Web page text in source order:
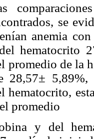
se
anemia
hematocrito
promedio de la
28,57±
hematocrito,
promedio
y del